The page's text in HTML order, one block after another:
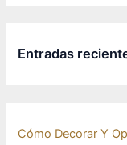
Entradas
Cómo Decorar Y